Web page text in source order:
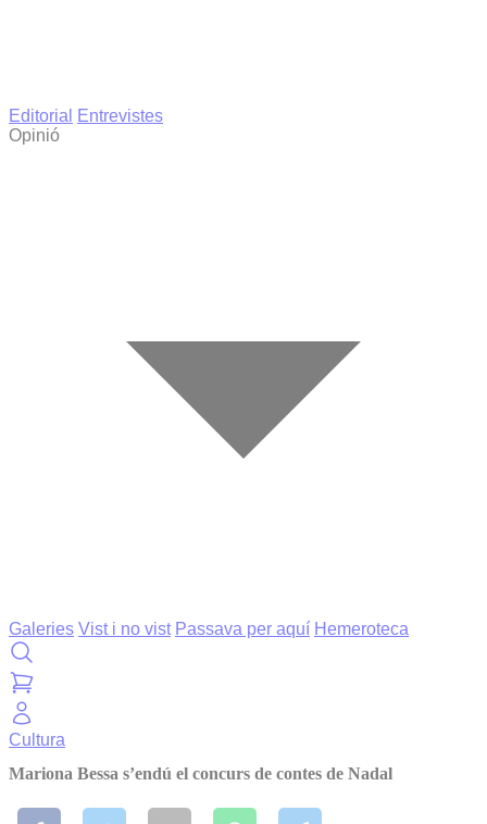
Editorial
Entrevistes
Opinió
Galeries Vist i no vist Passava per aquí Hemeroteca
Cultura
Mariona Bessa s’endú el concurs de contes de Nadal